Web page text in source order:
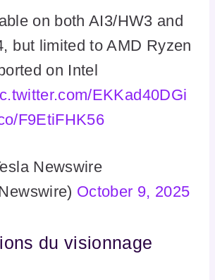
on both AI3/HW3 and
but limited to AMD Ryzen
on Intel
EKKad40DGi
F9EtiFHK56
Newswire
October 9, 2025
du visionnage